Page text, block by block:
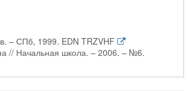
– СПб, 1999. EDN TRZVHF
// Начальная школа. – 2006. – №6.